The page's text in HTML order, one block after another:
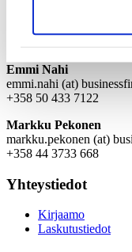
Emmi Nahi
emmi.nahi (at)
+358 50 433 7122
Markku Pekonen
markku.pekonen (at)
+358 44 3733 668
Yhteystiedot
Kirjaamo
Laskutustiedot